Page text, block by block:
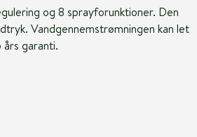
og 8 sprayforunktioner. Den
Vandgennemstrømningen kan let
garanti.